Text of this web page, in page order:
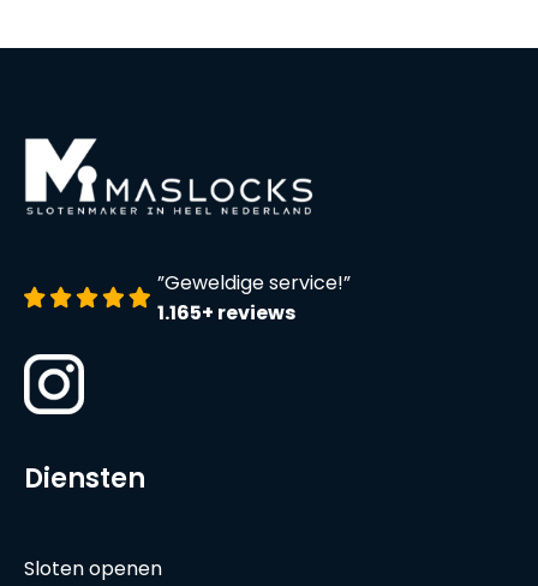
”Geweldige service!”
1.165+ reviews
Diensten
Sloten openen